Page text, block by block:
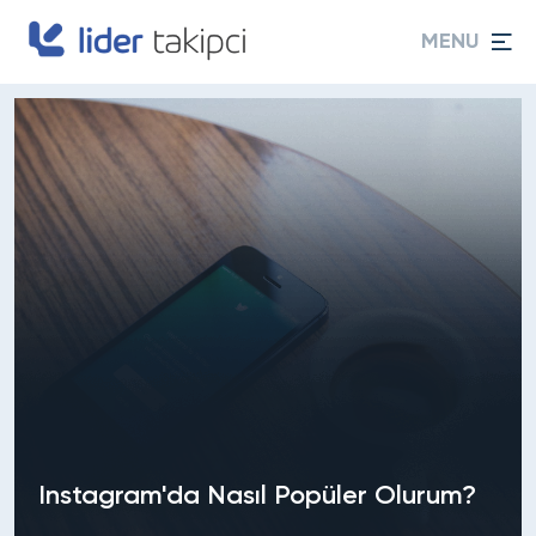
MENU
Instagram'da Nasıl Popüler Olurum?